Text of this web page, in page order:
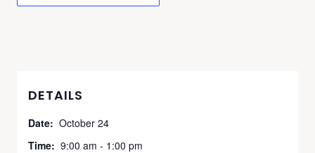
DETAILS
Date: October 24
Time: 9:00 am - 1:00 pm